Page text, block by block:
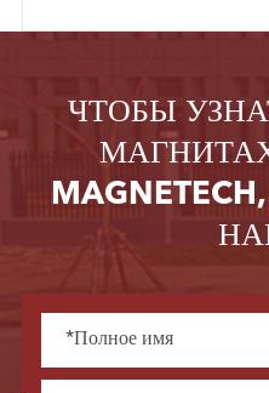
ЧТОБЫ
МАГНИТАХ